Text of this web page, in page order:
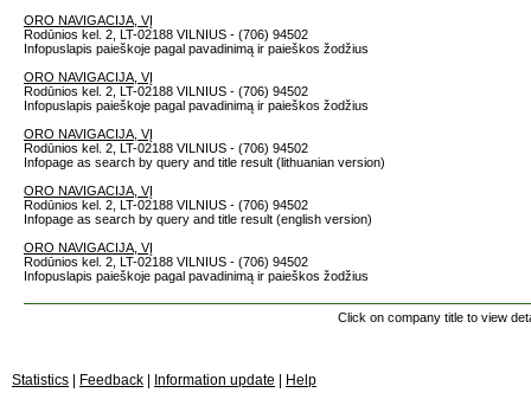
ORO NAVIGACIJA, VĮ
Rodūnios kel. 2, LT-02188 VILNIUS - (706) 94502
Infopuslapis paieškoje pagal pavadinimą ir paieškos žodžius
ORO NAVIGACIJA, VĮ
Rodūnios kel. 2, LT-02188 VILNIUS - (706) 94502
Infopuslapis paieškoje pagal pavadinimą ir paieškos žodžius
ORO NAVIGACIJA, VĮ
Rodūnios kel. 2, LT-02188 VILNIUS - (706) 94502
Infopage as search by query and title result (lithuanian version)
ORO NAVIGACIJA, VĮ
Rodūnios kel. 2, LT-02188 VILNIUS - (706) 94502
Infopage as search by query and title result (english version)
ORO NAVIGACIJA, VĮ
Rodūnios kel. 2, LT-02188 VILNIUS - (706) 94502
Infopuslapis paieškoje pagal pavadinimą ir paieškos žodžius
Click on company title to view
Statistics Feedback Information update
Help